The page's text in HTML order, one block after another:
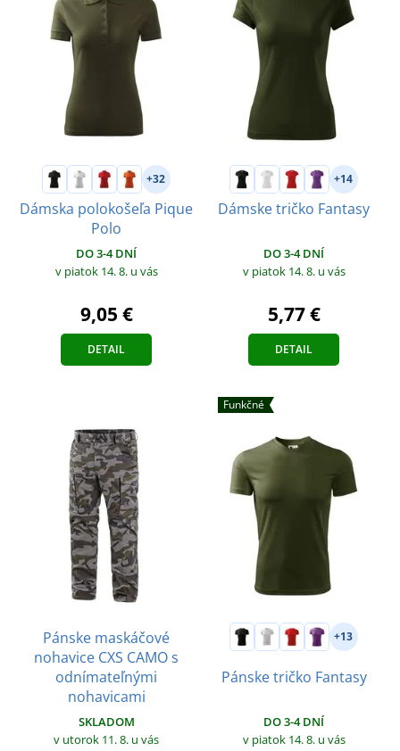
+32
Dámska polokošeľa Pique
Polo
DO 3-4 DNÍ
v piatok 14. 8. u vás
9,05 €
DETAIL
+14
Dámske tričko Fantasy
DO 3-4 DNÍ
v piatok 14. 8. u vás
5,77 €
DETAIL
Pánske maskáčové
nohavice CXS CAMO s
odnímateľnými
nohavicami
SKLADOM
v utorok 11. 8. u vás
Funkčné
+13
Pánske tričko Fantasy
DO 3-4 DNÍ
v piatok 14. 8. u vás